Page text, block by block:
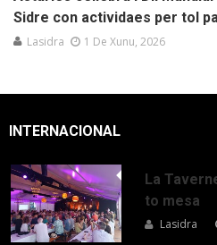
Sidre con actividaes per tol
Lasidra 1 De Xunu, 2026
INTERNACIONAL
La
to mesa
Lasidra